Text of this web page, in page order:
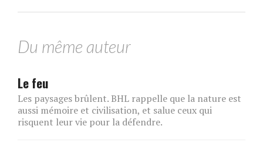
Du même auteur
Le feu
Les paysages brûlent. BHL rappelle que la nature est
aussi mémoire et civilisation, et salue ceux qui
risquent leur vie pour la défendre.